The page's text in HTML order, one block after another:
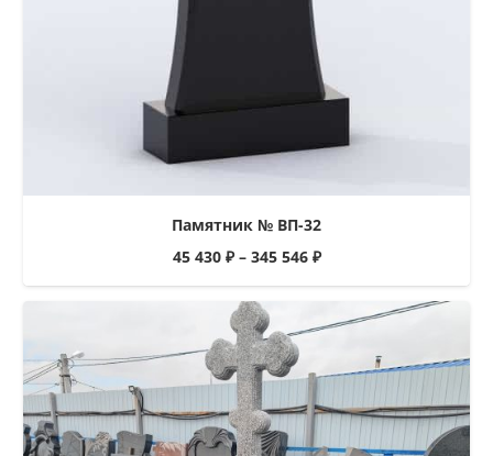
Памятник № ВП-32
45 430 ₽– 345 546 ₽